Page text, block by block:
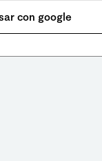
con google